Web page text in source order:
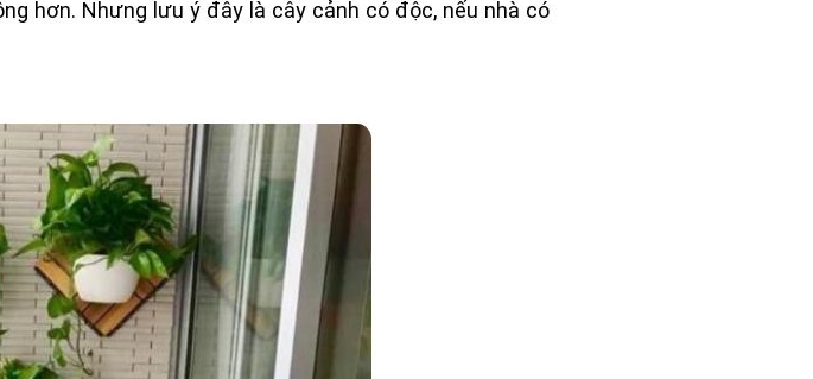
hơn. Nhưng lưu ý đây là cây cảnh có độc, nếu nhà có